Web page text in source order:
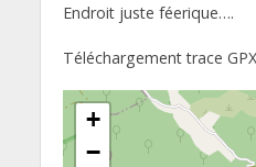
Endroit juste féerique….
Téléchargement trace
+
−